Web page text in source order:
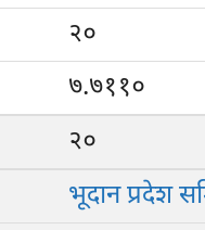
२०
७.७११०
२०
भूदान प्रदेश